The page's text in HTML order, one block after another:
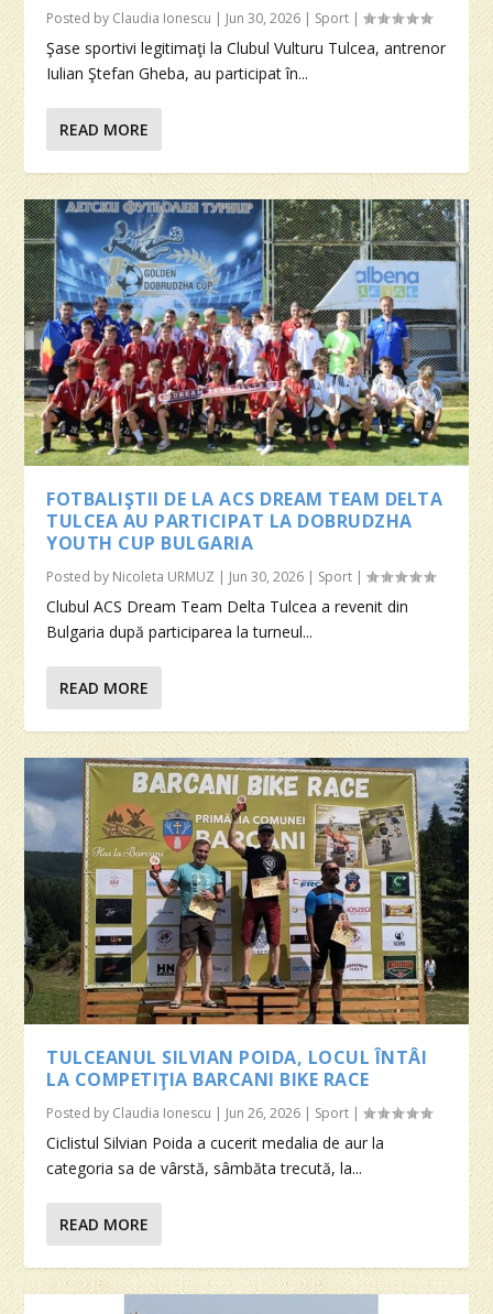
Posted by Claudia Ionescu | Jun 30, 2026 | Sport |
Şase sportivi legitimaţi la Clubul Vulturu Tulcea, antrenor
Iulian Ştefan Gheba, au participat în...
READ MORE
FOTBALIŞTII DE LA ACS DREAM TEAM DELTA
TULCEA AU PARTICIPAT LA DOBRUDZHA
YOUTH CUP BULGARIA
Posted by Nicoleta URMUZ | Jun 30, 2026 | Sport |
Clubul ACS Dream Team Delta Tulcea a revenit din
Bulgaria după participarea la turneul...
READ MORE
TULCEANUL SILVIAN POIDA, LOCUL ÎNTÂI
LA COMPETIŢIA BARCANI BIKE RACE
Posted by Claudia Ionescu | Jun 26, 2026 | Sport |
Ciclistul Silvian Poida a cucerit medalia de aur la
categoria sa de vârstă, sâmbăta trecută, la...
READ MORE